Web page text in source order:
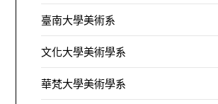
臺南大學美術系
文化大學美術學系
華梵大學美術學系